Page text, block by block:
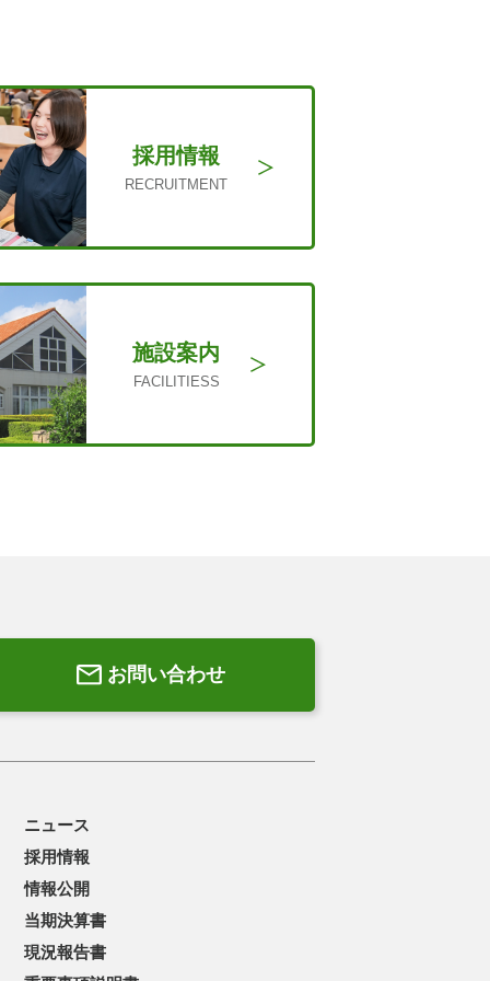
採用情報
RECRUITMENT
施設案内
FACILITIESS
お問い合わせ
ニュース
採用情報
情報公開
当期決算書
現況報告書